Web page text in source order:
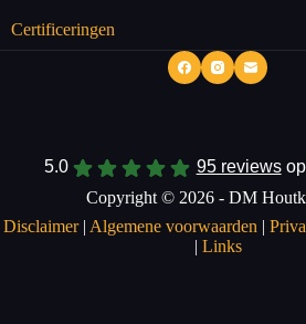
Certificeringen
5.0 95 reviewsop
Copyright © 2026 - DM
Disclaimer| Algemene voorwaarden |
| Links